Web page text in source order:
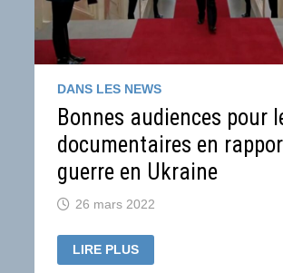
DANS LES NEWS
Bonnes audiences pour
documentaires en
guerre en Ukraine
26 mars 2022
BONNES
AUDIENCES
POUR
LIRE PLUS